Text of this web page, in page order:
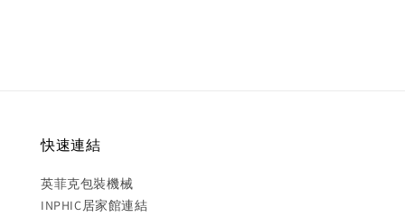
快速連結
英菲克包裝機械
INPHIC居家館連結